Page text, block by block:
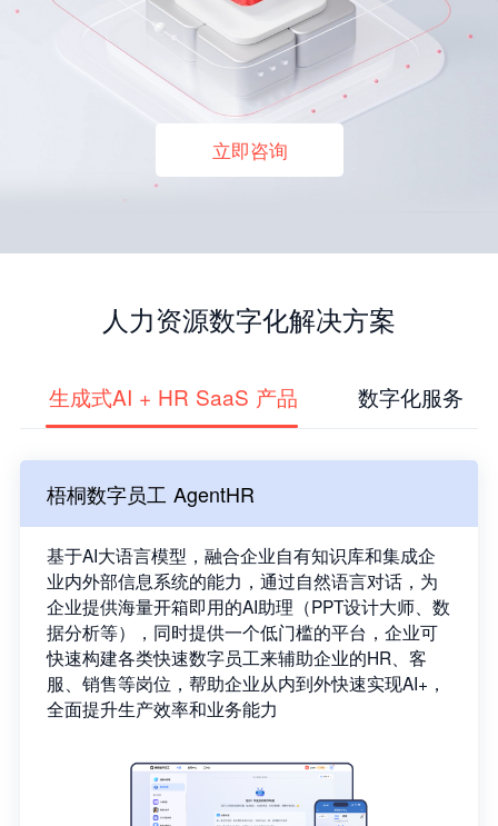
立即咨询
人力资源数字化解决方案
生成式AI + HR SaaS 产品 数字化服务
梧桐数字员工 AgentHR
基于AI大语言模型，融合企业自有知识库和集成企
业内外部信息系统的能力，通过自然语言对话，为
企业提供海量开箱即用的AI助理（PPT设计大师、数
据分析等），同时提供一个低门槛的平台，企业可
快速构建各类快速数字员工来辅助企业的HR、客
服、销售等岗位，帮助企业从内到外快速实现AI+，
全面提升生产效率和业务能力